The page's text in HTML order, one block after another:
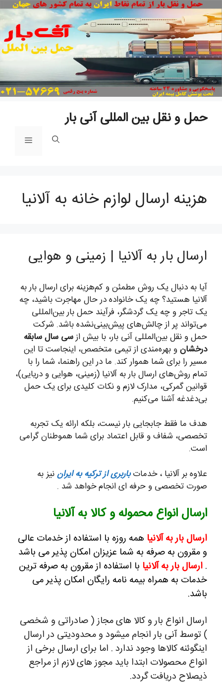
حمل و نقل بین المللی آنی بار
فهرست
هزینه ارسال لوازم خانه به آلانیا
ارسال بار به آلانیا | زمینی و هوایی
آیا به دنبال یک روش مطمئن و کم‌هزینه برای ارسال بار به
آلانیا هستید؟ چه یک خانواده در حال مهاجرت باشید، چه
یک تاجر و چه یک گردشگر، فرآیند حمل بار بین‌المللی
می‌تواند پر از چالش‌های پیش‌بینی‌نشده باشد. شرکت
حمل و نقل بین‌المللی آنی بار، با بیش ازسی سال سابقه
درخشانو بهره‌مندی از تیمی متخصص، اینجاست تا این
مسیر را برای شما هموار کند. ما در این راهنما، شما را با
تمام روش‌های ارسال بار به آلانیا (زمینی، هوایی و دریایی)،
قوانین گمرکی، مدارک لازم و نکات کلیدی برای یک حمل
بی‌دغدغه آشنا می‌کنیم.
هدف ما فقط جابجایی بار نیست، بلکه ارائه یک تجربه
تخصصی، شفاف و قابل اعتماد برای شما هموطنان گرامی
است.
علاوه بر آلانیا ، خدماتباربری از ترکیه به ایراننیز به
صورت تخصصی و حرفه ای انجام خواهد شد .
ارسال انواع محموله و کالا به آلانیا
ارسال بار به آلانیا همه روزه با استفاده از خدمات عالی
و مقرون به صرفه به شما عزیزان امکان پذیر می باشد
. ارسال بار به آلانیا با استفاده از مقرون به صرفه ترین
خدمات به همراه بیمه نامه رایگان امکان پذیر می
باشد.
ارسال انواع بار و کالا های مجاز ( صادراتی و شخصی
) توسط آنی بار انجام میشود و محدودیتی در ارسال
اینگوئنه کالاها وجود ندارد . اما برای ارسال برخی از
انواع محصولات ابتدا باید مجوز های لازم از مراجع
ذیصلاح دریافت گردد.